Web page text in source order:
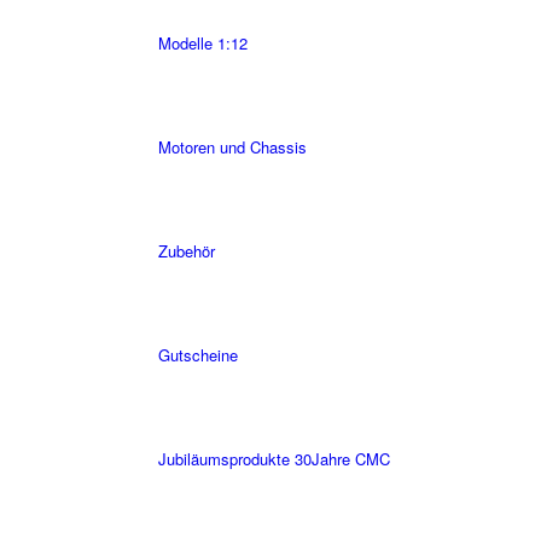
Modelle 1:12
Motoren und Chassis
Zubehör
Gutscheine
Jubiläumsprodukte 30Jahre CMC